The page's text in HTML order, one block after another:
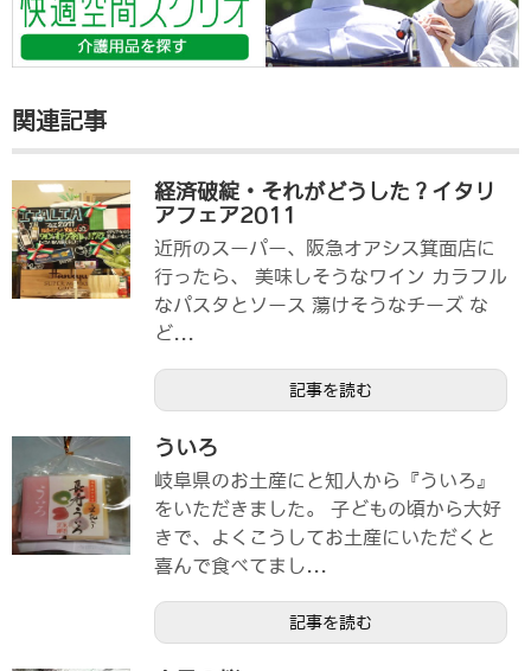
関連記事
経済破綻・それがどうした？イタリ
アフェア2011
近所のスーパー、阪急オアシス箕面店に
行ったら、 美味しそうなワイン カラフル
なパスタとソース 蕩けそうなチーズ な
ど...
記事を読む
ういろ
岐阜県のお土産にと知人から『ういろ』
をいただきました。 子どもの頃から大好
きで、よくこうしてお土産にいただくと
喜んで食べてまし...
記事を読む